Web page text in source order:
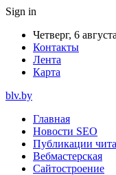
Sign in
Четверг, 6
Контакты
Лента
Карта
blv.by
Главная
Новости SEO
Публикации
Вебмастерская
Сайтостроение